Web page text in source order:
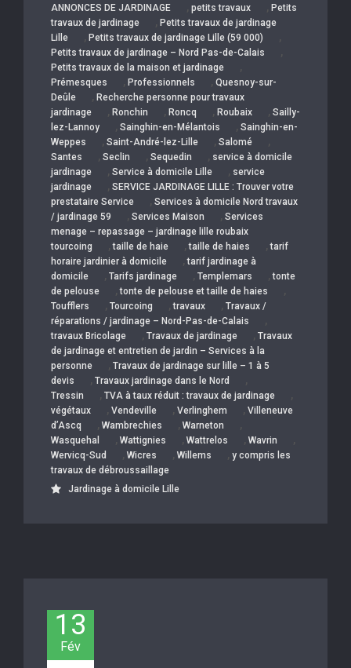
ANNONCES DE JARDINAGE
, petits travaux , Petits
travaux de jardinage
, Petits travaux de jardinage
Lille
, Petits travaux de jardinage Lille (59 000) ,
Petits travaux de jardinage – Nord Pas-de-Calais ,
Petits travaux de la maison et jardinage ,
Prémesques , Professionnels , Quesnoy-sur-
Deûle
, Recherche personne pour travaux
jardinage
, Ronchin , Roncq , Roubaix , Sailly-
lez-Lannoy
, Sainghin-en-Mélantois , Sainghin-en-
Weppes
, Saint-André-lez-Lille , Salomé ,
Santes , Seclin , Sequedin , service à domicile
jardinage
, Service à domicile Lille , service
jardinage
, SERVICE JARDINAGE LILLE : Trouver votre
prestataire Service
, Services à domicile Nord travaux
/ jardinage 59
, Services Maison , Services
menage – repassage – jardinage lille roubaix
tourcoing
,taille de haie ,taille de haies ,tarif
horaire jardinier à domicile
,tarif jardinage à
domicile
, Tarifs jardinage , Templemars ,tonte
de pelouse
,tonte de pelouse et taille de haies ,
Toufflers , Tourcoing ,travaux , Travaux /
réparations / jardinage – Nord-Pas-de-Calais
,
travaux Bricolage , Travaux de jardinage , Travaux
de jardinage et entretien de jardin – Services à la
personne
, Travaux de jardinage sur lille – 1 à 5
devis
, Travaux jardinage dans le Nord ,
Tressin , TVA à taux réduit : travaux de jardinage ,
végétaux , Vendeville , Verlinghem , Villeneuve
d’Ascq
, Wambrechies , Warneton ,
Wasquehal , Wattignies , Wattrelos , Wavrin ,
Wervicq-Sud , Wicres , Willems , y compris les
travaux de débroussaillage
Jardinage à domicile Lille
13
Fév